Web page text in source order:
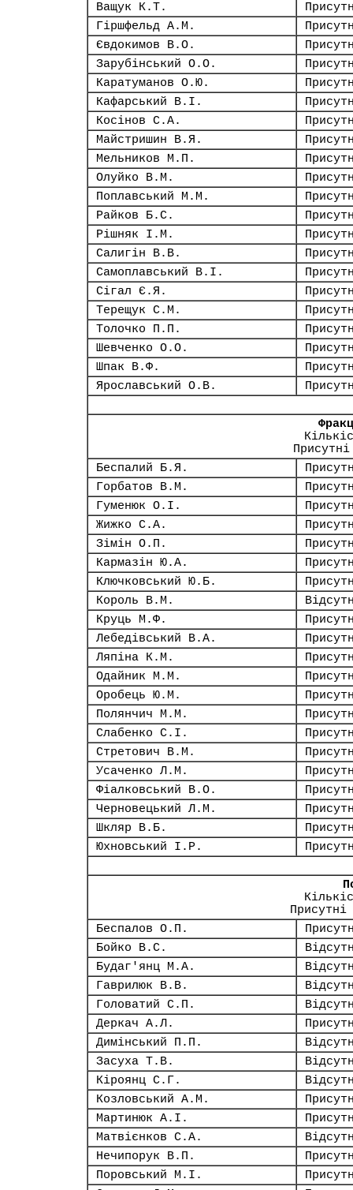
Ващук К.Т.
Гіршфельд А.М.
Євдокимов В.О.
Зарубінський О.О.
Каратуманов О.Ю.
Кафарський В.І.
Косінов С.А.
Майстришин В.Я.
Мельников М.П.
Олуйко В.М.
Поплавський М.М.
Райков Б.С.
Рішняк І.М.
Салигін В.В.
Самоплавський В.І.
Сігал Є.Я.
Терещук С.М.
Толочко П.П.
Шевченко О.О.
Шпак В.Ф.
Ярославський О.В.
Беспалий Б.Я.
Горбатов В.М.
Гуменюк О.І.
Жижко С.А.
Зімін О.П.
Кармазін Ю.А.
Ключковський Ю.Б.
Король В.М.
Круць М.Ф.
Лебедівський В.А.
Ляпіна К.М.
Одайник М.М.
Оробець Ю.М.
Полянчич М.М.
Слабенко С.І.
Стретович В.М.
Усаченко Л.М.
Фіалковський В.О.
Черновецький Л.М.
Шкляр В.Б.
Юхновський І.Р.
Беспалов О.П.
Бойко В.С.
Будаг'янц М.А.
Гаврилюк В.В.
Головатий С.П.
Деркач А.Л.
Димінський П.П.
Засуха Т.В.
Кіроянц С.Г.
Козловський А.М.
Мартинюк А.І.
Матвієнков С.А.
Нечипорук В.П.
Поровський М.І.